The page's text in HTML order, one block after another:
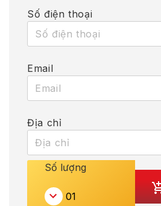
Số điện thoại
Email
Địa chỉ
Số lượng